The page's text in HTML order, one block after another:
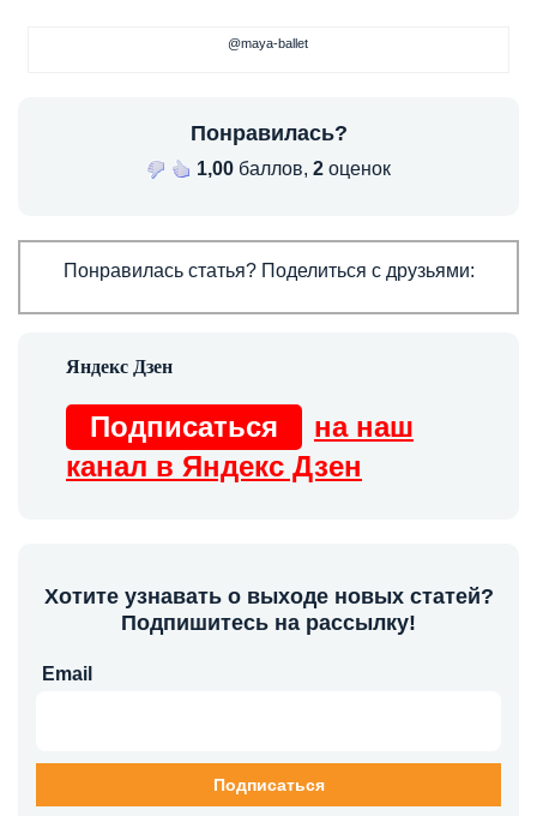
@maya-ballet
Понравилась?
1,00 баллов, 2 оценок
Понравилась статья? Поделиться с друзьями:
Подписаться
на наш
канал в Яндекс Дзен
Хотите узнавать о выходе новых статей?
Подпишитесь на рассылку!
Email